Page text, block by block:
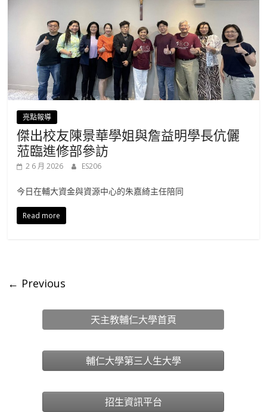
亮點報導
傑出校友陳景華學姐與詹益明學長伉儷
蒞臨進修部參訪
2 6 月 2026 ES206
今日在輔大資金與資源中心的朱嘉綺主任陪同
Read more
← Previous
天主教輔仁大學首頁
輔仁大學第三人生大學
招生資訊平台